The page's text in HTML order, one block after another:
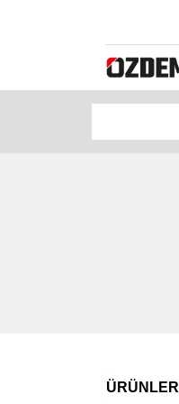
ÜRÜNLER